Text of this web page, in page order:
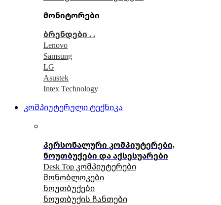
მონიტორები
ბრენდები . .
Lenovo
Samsung
LG
Asustek
Intex Technology
კომპიუტერული ტექნიკა
პერსონალური კომპიუტერები,
ნოუთბუქები და აქსესუარები
Desk Top კომპიუტერები
მონობლოკები
ნოუთბუქები
ნოუთბუქის ჩანთები